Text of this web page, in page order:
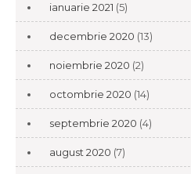
ianuarie 2021 (5)
decembrie 2020 (13)
noiembrie 2020 (2)
octombrie 2020 (14)
septembrie 2020 (4)
august 2020 (7)